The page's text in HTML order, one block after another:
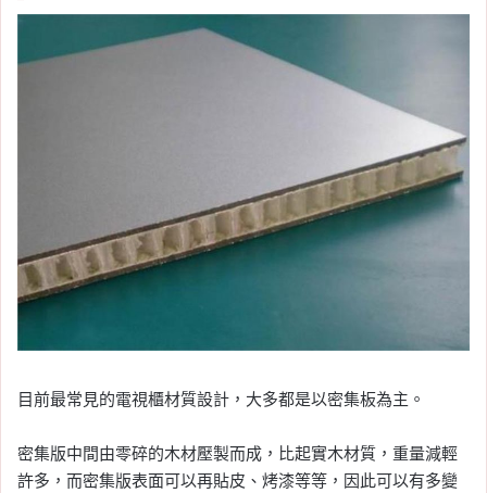
目前最常見的電視櫃材質設計，大多都是以密集板為主。
密集版中間由零碎的木材壓製而成，比起實木材質，重量減輕
許多，而密集版表面可以再貼皮、烤漆等等，因此可以有多變